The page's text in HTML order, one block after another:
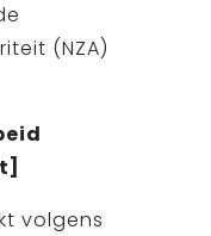
(NZA)
volgens